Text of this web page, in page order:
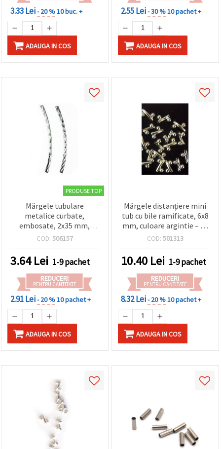
3.33 Lei- 20 %10 buc. +
ADAUGA IN COS
2.55 Lei- 30 %10 pachet +
ADAUGA IN COS
PRODUSE TOP
Mărgele tubulare
metalice curbate,
embosate, 2x35 mm,
albe, 20 buc.
COD: 506157
3.64Lei 1-9 pachet
REDUCERI
PENTRU CANTITATE
2.91 Lei- 20 %10 pachet +
ADAUGA IN COS
Mărgele distanțiere mini
tub cu bile ramificate, 6x8
mm, culoare argintie – 20
bucăți
COD: 501313
10.40 Lei 1-9 pachet
REDUCERI
PENTRU CANTITATE
8.32 Lei- 20 %10 pachet +
ADAUGA IN COS